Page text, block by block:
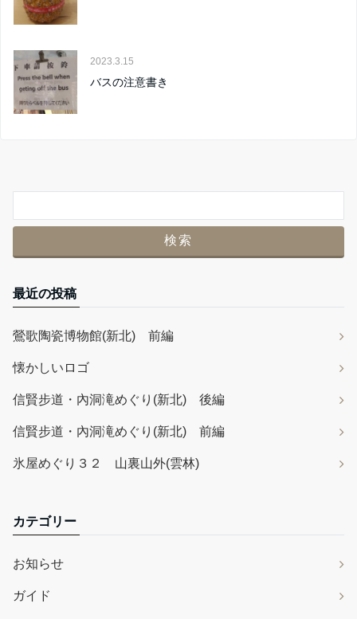
2023.3.15
バスの注意書き
最近の投稿
鶯歌陶瓷博物館(新北) 前編
懐かしいロゴ
信賢步道・內洞滝めぐり(新北) 後編
信賢步道・內洞滝めぐり(新北) 前編
氷屋めぐり３２ 山裏山外(雲林)
カテゴリー
お知らせ
ガイド